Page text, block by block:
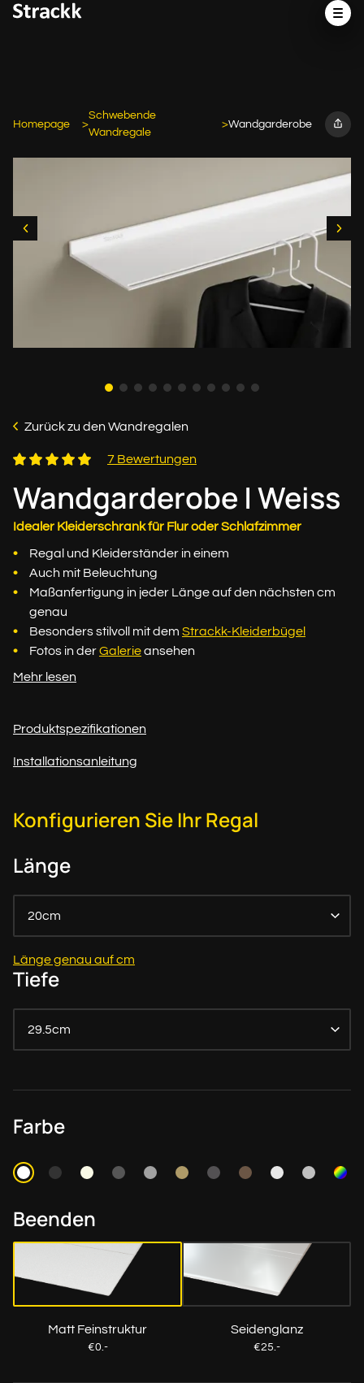
Homepage
Schwebende
Wandregale
Wandgarderobe
Zurück zu den Wandregalen
7 Bewertungen
Wandgarderobe | Weiss
Idealer Kleiderschrank für Flur oder Schlafzimmer
Regal und Kleiderständer in einem
Auch mit Beleuchtung
Maßanfertigung in jeder Länge auf den nächsten cm
genau
Besonders stilvoll mit dem Strackk-Kleiderbügel
Fotos in derGalerieansehen
Mehr lesen
Produktspezifikationen
Installationsanleitung
Konfigurieren Sie Ihr Regal
Länge
20cm
Länge genau auf cm
Tiefe
29.5cm
Farbe
Beenden
Matt Feinstruktur
€0.-
Seidenglanz
€25.-